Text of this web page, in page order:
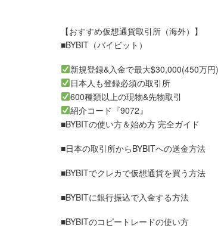
【おすすめ仮想通貨取引所（海外）】
■BYBIT（バイビット）
新規登録&入金で最大$30,000(450万円
日本人も登録必須の取引所
600種類以上の現物&先物取引
紹介コード『9072』
■BYBITの使い方＆始め方 完全ガイド
■日本の取引所からBYBITへの送金方法
■BYBITでクレカで仮想通貨を買う方法
■BYBITに銀行振込で入金する方法
■BYBITのコピートレードの使い方